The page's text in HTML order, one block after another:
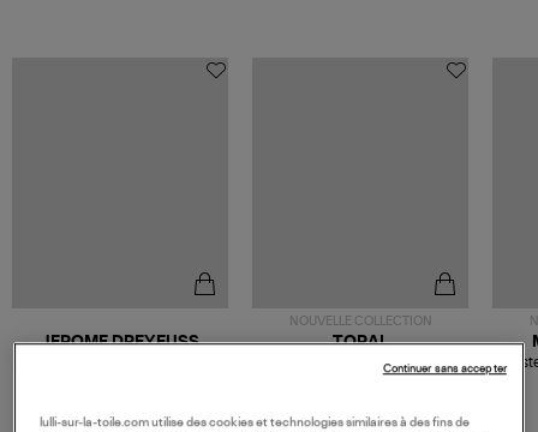
JEROME DREYFUSS
NOUVELLE COLLECTION
TORAL
Mocassins Killian Sport
Mousse
lulli-sur-la-toile.com utilise des cookies et technologies similaires à des fins de
Continuer sans accepter